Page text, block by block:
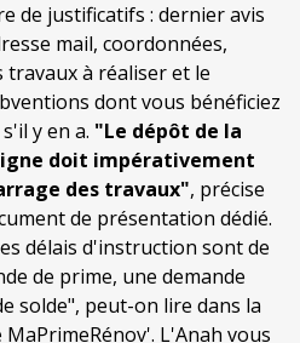
de justificatifs : dernier avis
mail, coordonnées,
travaux à réaliser et le
dont vous bénéficiez
y en a. "Le dépôt de la
doit impérativement
des travaux", précise
de présentation dédié.
délais d'instruction sont de
de prime, une demande
solde", peut-on lire dans la
L'Anah vous